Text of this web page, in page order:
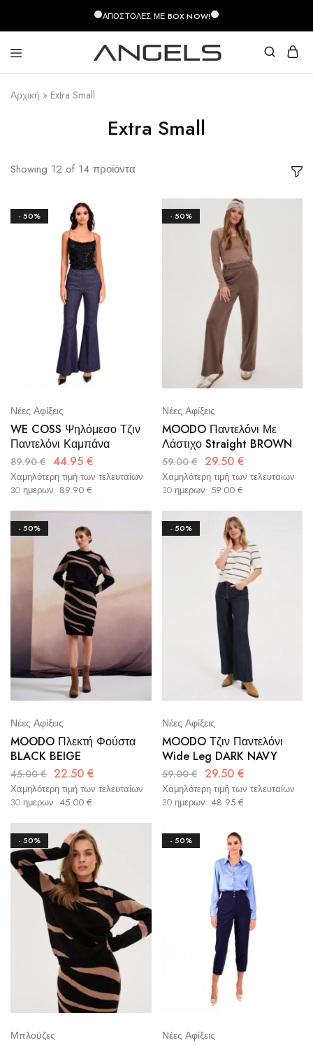
ΑΠΟΣΤΟΛΈΣ ΜΕ BOX NOW!
Angels
Fashion
Greek
Fashion
–
Αρχική » Extra Small
Extra Small
Showing 12 of 14 προϊόντα
- 50%
Νέες Αφίξεις
WE COSS Ψηλόμεσο Τζιν
Παντελόνι Καμπάνα
89.90€ 44.95 €
Χαμηλότερη τιμή των τελευταίων
30 ημερων: 89.90 €
- 50%
Νέες Αφίξεις
MOODO Παντελόνι Με
Λάστιχο Straight BROWN
59.00€ 29.50 €
Χαμηλότερη τιμή των τελευταίων
30 ημερων: 59.00 €
- 50%
Νέες Αφίξεις
MOODO Πλεκτή Φούστα
BLACK BEIGE
45.00€ 22.50 €
Χαμηλότερη τιμή των τελευταίων
30 ημερων: 45.00 €
- 50%
Νέες Αφίξεις
MOODO Τζιν Παντελόνι
Wide Leg DARK NAVY
59.00€ 29.50 €
Χαμηλότερη τιμή των τελευταίων
30 ημερων: 48.95 €
- 50%
Μπλούζες
- 50%
Νέες Αφίξεις